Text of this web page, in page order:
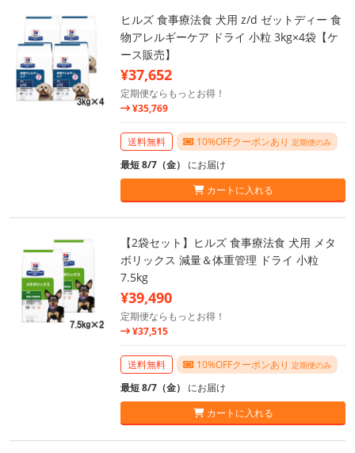
ヒルズ 食事療法食 犬用 z/d ゼットディー 食
物アレルギーケア ドライ 小粒 3kg×4袋【ケ
ース販売】
¥37,652
定期便ならもっとお得！
¥35,769
送料無料 10%OFFクーポンあり 定期便のみ
最短 8/7（金） にお届け
カートに入れる
【2袋セット】ヒルズ 食事療法食 犬用 メタ
ボリックス 減量＆体重管理 ドライ 小粒
7.5kg
¥39,490
定期便ならもっとお得！
¥37,515
送料無料 10%OFFクーポンあり 定期便のみ
最短 8/7（金） にお届け
カートに入れる